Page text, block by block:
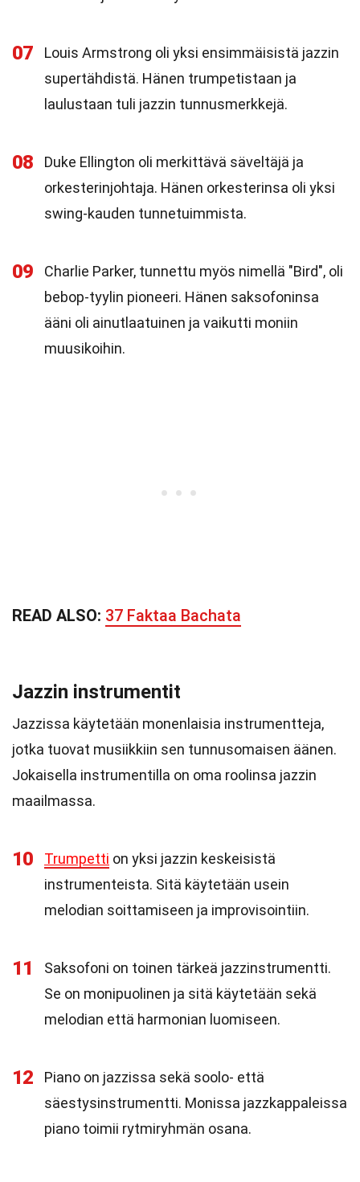
07
Louis Armstrong oli yksi ensimmäisistä jazzin
supertähdistä. Hänen trumpetistaan ja
laulustaan tuli jazzin tunnusmerkkejä.
08
Duke Ellington oli merkittävä säveltäjä ja
orkesterinjohtaja. Hänen orkesterinsa oli yksi
swing-kauden tunnetuimmista.
09
Charlie Parker, tunnettu myös nimellä "Bird", oli
bebop-tyylin pioneeri. Hänen saksofoninsa
ääni oli ainutlaatuinen ja vaikutti moniin
muusikoihin.
READ ALSO: 37 Faktaa Bachata
Jazzin instrumentit
Jazzissa käytetään monenlaisia instrumentteja,
jotka tuovat musiikkiin sen tunnusomaisen äänen.
Jokaisella instrumentilla on oma roolinsa jazzin
maailmassa.
10 Trumpetti on yksi jazzin keskeisistä
instrumenteista. Sitä käytetään usein
melodian soittamiseen ja improvisointiin.
11
Saksofoni on toinen tärkeä jazzinstrumentti.
Se on monipuolinen ja sitä käytetään sekä
melodian että harmonian luomiseen.
12
Piano on jazzissa sekä soolo- että
säestysinstrumentti. Monissa jazzkappaleissa
piano toimii rytmiryhmän osana.